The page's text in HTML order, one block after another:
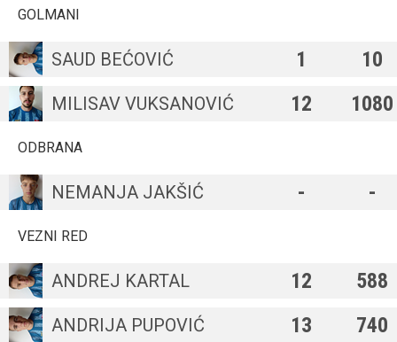
GOLMANI
SAUD BEĆOVIĆ 1 10
MILISAV VUKSANOVIĆ 12 1080
ODBRANA
NEMANJA JAKŠIĆ - -
VEZNI RED
ANDREJ KARTAL 12 588
ANDRIJA PUPOVIĆ 13 740